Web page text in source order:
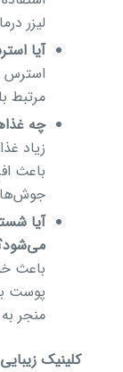
لیزر
آیا
استرس
مرتبط
چه
زیاد
باعث
آیا
باعث
پوست
منجر
کلینیک